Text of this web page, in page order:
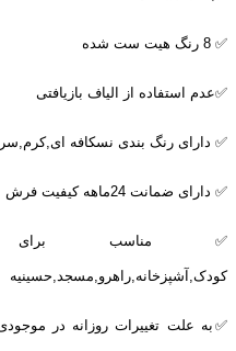
✅ 8 رنگ هیت ست شده
✅عدم استفاده از الیاف بازیافتی
✅ دارای رنگ بندی نسکافه
✅ دارای ضمانت 24ماهه کیفیت فرش
✅ مناسب برای
کودک,آشپزخانه,راهرو,مسجد,حسینیه
✅به علت تغییرات روزانه در